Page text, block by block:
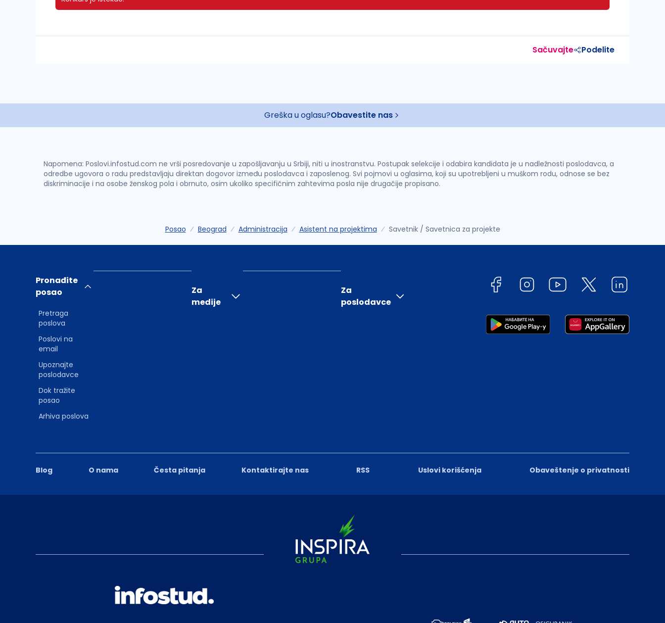
Sačuvajte Podelite
Greška u oglasu?Obavestite nas
Napomena: Poslovi.infostud.com ne vrši posredovanje u zapošljavanju u Srbiji, niti u inostranstvu. Postupak selekcije i odabira kandidata je u nadležnosti poslodavca, a
odredbe ugovora o radu predstavljaju direktan dogovor između poslodavca i zaposlenog. Svi pojmovi u oglasima, koji su upotrebljeni u muškom rodu, odnose se bez
diskriminacije i na osobe ženskog pola i obrnuto, osim ukoliko specifičnim zahtevima posla nije drugačije propisano.
Posao Beograd Administracija Asistent na projektima Savetnik / Savetnica za projekte
Blog O nama Česta pitanja Kontaktirajte nas RSS Uslovi korišćenja Obaveštenje o privatnosti
Pronađite
posao
Pretraga
poslova
Poslovi na
email
Upoznajte
poslodavce
Dok tražite
posao
Arhiva poslova
Za
medije
Za
poslodavce